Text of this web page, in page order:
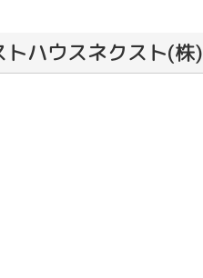
トハウスネクスト(株)